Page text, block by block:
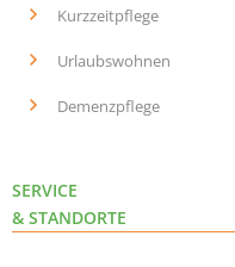
Kurzzeitpflege
Urlaubswohnen
Demenzpflege
SERVICE
& STANDORTE